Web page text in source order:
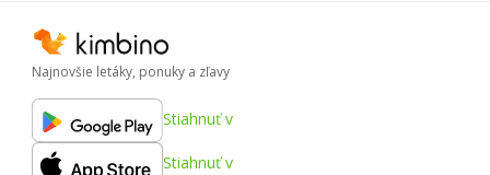
Najnovšie letáky, ponuky a zľavy
Stiahnuť v
Stiahnuť v